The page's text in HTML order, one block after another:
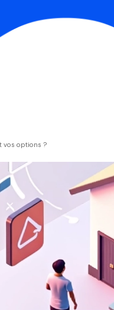
vos options ?